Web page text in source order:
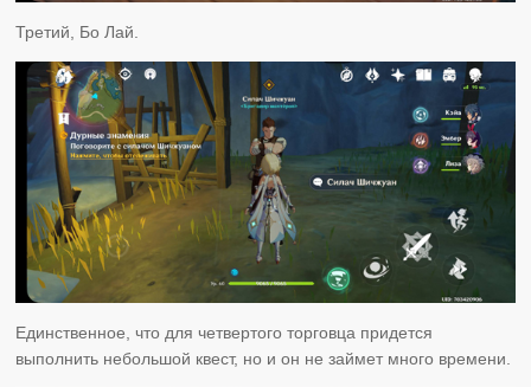
Третий, Бо Лай.
Единственное, что для четвертого торговца придется
выполнить небольшой квест, но и он не займет много времени.